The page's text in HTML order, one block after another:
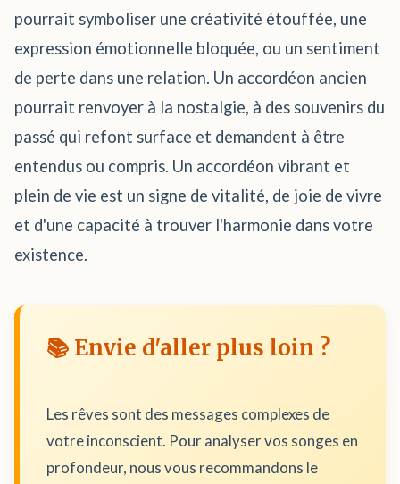
pourrait symboliser une créativité étouffée, une
expression émotionnelle bloquée, ou un sentiment
de perte dans une relation. Un accordéon ancien
pourrait renvoyer à la nostalgie, à des souvenirs du
passé qui refont surface et demandent à être
entendus ou compris. Un accordéon vibrant et
plein de vie est un signe de vitalité, de joie de vivre
et d'une capacité à trouver l'harmonie dans votre
existence.
📚 Envie d'aller plus loin ?
Les rêves sont des messages complexes de
votre inconscient. Pour analyser vos songes en
profondeur, nous vous recommandons le